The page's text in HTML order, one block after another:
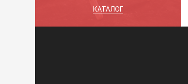
КАТАЛОГ